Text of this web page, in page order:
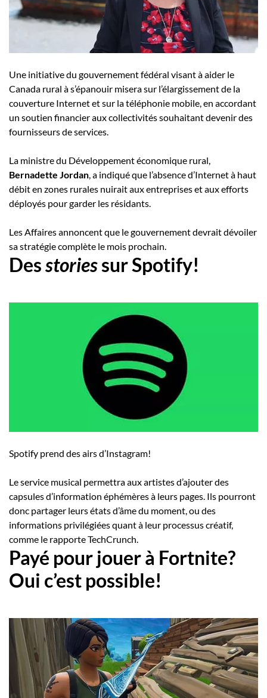
Une initiative du gouvernement fédéral visant à aider le
Canada rural à s’épanouir misera sur l’élargissement de la
couverture Internet et sur la téléphonie mobile, en accordant
un soutien financier aux collectivités souhaitant devenir des
fournisseurs de services.
La ministre du Développement économique rural,
Bernadette Jordan, a indiqué que l’absence d’Internet à haut
débit en zones rurales nuirait aux entreprises et aux efforts
déployés pour garder les résidants.
Les Affaires annoncent que le gouvernement devrait dévoiler
sa stratégie complète le mois prochain.
Desstoriessur Spotify!
Spotify prend des airs d’Instagram!
Le service musical permettra aux artistes d’ajouter des
capsules d’information éphémères à leurs pages. Ils pourront
donc partager leurs états d’âme du moment, ou des
informations privilégiées quant à leur processus créatif,
comme le rapporte TechCrunch.
Payé pour jouer à Fortnite?
Oui c’est possible!